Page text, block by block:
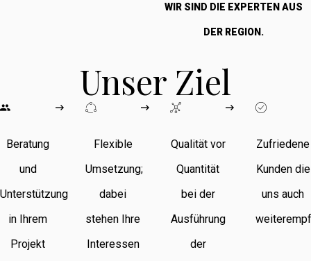
WIR SIND DIE EXPERTEN AUS
DER REGION.
Unser Ziel
Beratung
und
Unterstützung
in Ihrem
Projekt
Flexible
Umsetzung;
dabei
stehen Ihre
Interessen
Qualität vor
Quantität
bei der
Ausführung
der
Zufriedene
Kunden die
uns auch